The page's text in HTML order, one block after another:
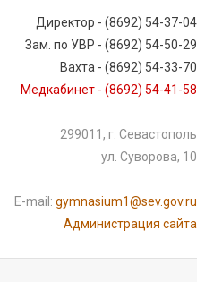
Директор - (8692) 54-37-04
Зам. по УВР - (8692) 54-50-29
Вахта - (8692) 54-33-70
Медкабинет - (8692) 54-41-58
299011, г. Севастополь
ул. Суворова, 10
E-mail:gymnasium1@sev.gov.ru
Администрация сайта